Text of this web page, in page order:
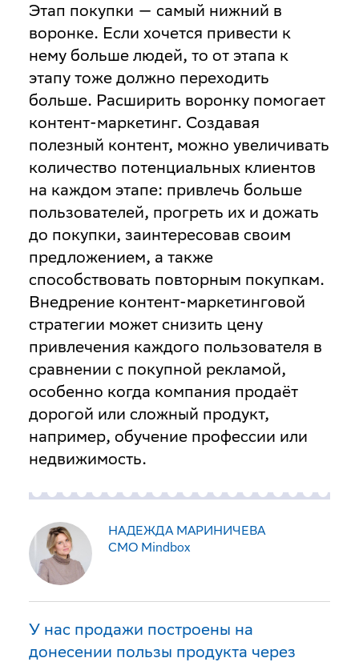
Этап покупки — самый нижний в
воронке. Если хочется привести к
нему больше людей, то от этапа к
этапу тоже должно переходить
больше. Расширить воронку помогает
контент-маркетинг. Создавая
полезный контент, можно увеличивать
количество потенциальных клиентов
на каждом этапе: привлечь больше
пользователей, прогреть их и дожать
до покупки, заинтересовав своим
предложением, а также
способствовать повторным покупкам.
Внедрение контент-маркетинговой
стратегии может снизить цену
привлечения каждого пользователя в
сравнении с покупной рекламой,
особенно когда компания продаёт
дорогой или сложный продукт,
например, обучение профессии или
недвижимость.
НАДЕЖДА МАРИНИЧЕВА
СМO Mindbox
У нас продажи построены на
донесении пользы продукта через